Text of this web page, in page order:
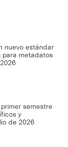
nuevo estándar
para metadatos
semestre
y
de 2026